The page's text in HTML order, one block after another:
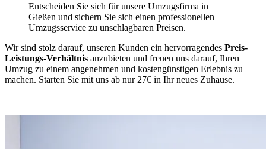
Entscheiden Sie sich für unsere Umzugsfirma in
Gießen und sichern Sie sich einen professionellen
Umzugsservice zu unschlagbaren Preisen.
Wir sind stolz darauf, unseren Kunden ein hervorragendes Preis-
Leistungs-Verhältnis anzubieten und freuen uns darauf, Ihren
Umzug zu einem angenehmen und kostengünstigen Erlebnis zu
machen. Starten Sie mit uns ab nur 27€ in Ihr neues Zuhause.